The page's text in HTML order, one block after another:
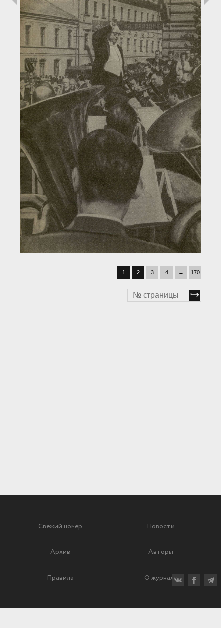
Загрузка...
1 2 3 4 → 170
Свежий номер Новости
Архив Авторы
Правила О журнале